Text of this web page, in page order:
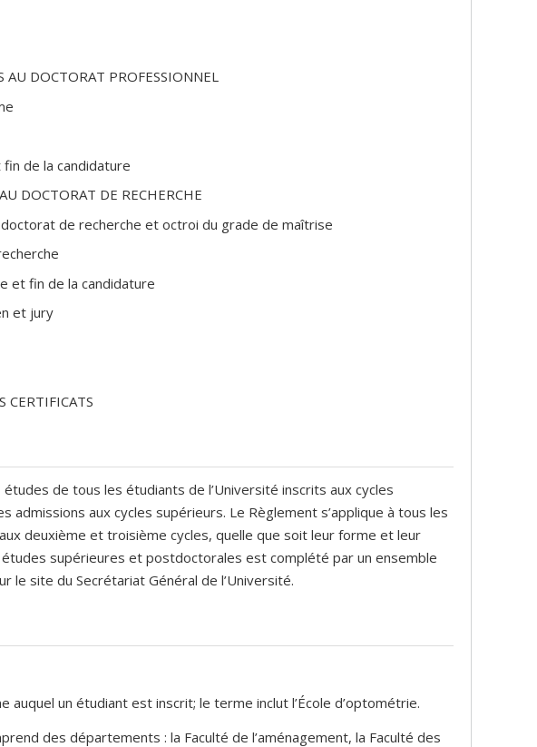
DOCTORAT PROFESSIONNEL
fin de la candidature
DOCTORAT DE RECHERCHE
de recherche et octroi du grade de maîtrise
et fin de la candidature
et jury
CERTIFICATS
de tous les étudiants de l’Université inscrits aux cycles
aux cycles supérieurs. Le Règlement s’applique à tous les
deuxième et troisième cycles, quelle que soit leur forme et leur
supérieures et postdoctorales est complété par un ensemble
site du Secrétariat Général de l’Université.
un étudiant est inscrit; le terme inclut l’École d’optométrie.
des départements : la Faculté de l’aménagement, la Faculté des